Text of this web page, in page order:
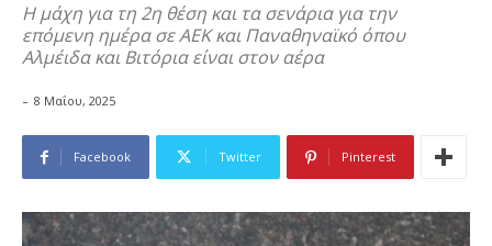
Η μάχη για τη 2η θέση και τα σενάρια για την
επόμενη ημέρα σε ΑΕΚ και Παναθηναϊκό όπου
Αλμέιδα και Βιτόρια είναι στον αέρα
- 8 Μαΐου, 2025
Facebook Twitter Pinterest